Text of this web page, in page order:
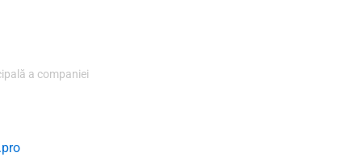
a companiei